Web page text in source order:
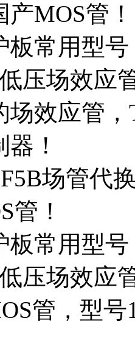
MOS管！
板常用型
压场效应
场效应管
！
场管代
管！
板常用型
压场效应
管，型